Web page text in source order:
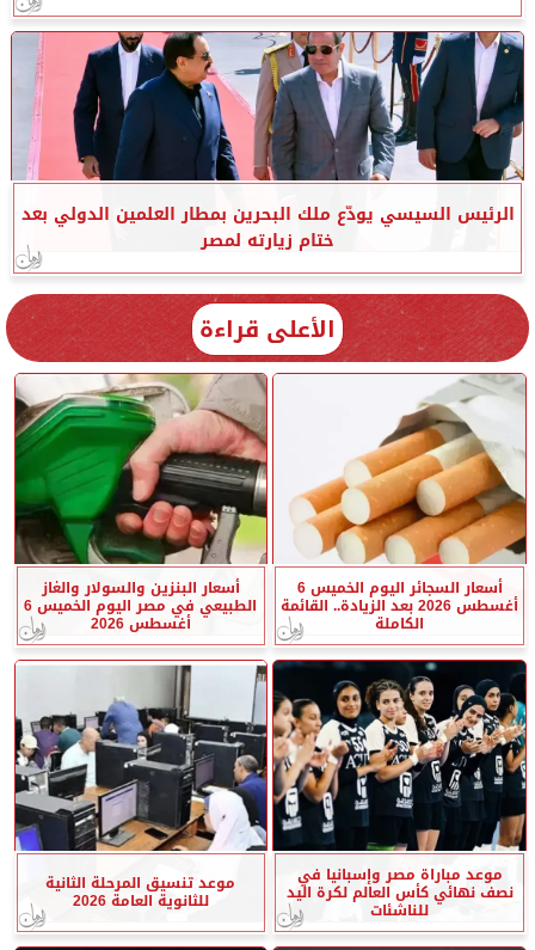
الرئيس السيسي يودّع ملك البحرين بمطار العلمين الدولي بعد
ختام زيارته لمصر
الأعلى قراءة
أسعار السجائر اليوم الخميس 6
أغسطس 2026 بعد الزيادة.. القائمة
الكاملة
أسعار البنزين والسولار والغاز
الطبيعي في مصر اليوم الخميس 6
أغسطس 2026
موعد مباراة مصر وإسبانيا في
نصف نهائي كأس العالم لكرة اليد
للناشئات
موعد تنسيق المرحلة الثانية
للثانوية العامة 2026